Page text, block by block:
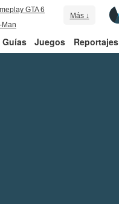
GTA 6
Más ↓
Guías Juegos Reportajes